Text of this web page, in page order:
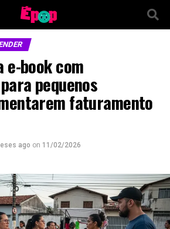
e-book com
pequenos
faturamento
ago on 11/02/2026